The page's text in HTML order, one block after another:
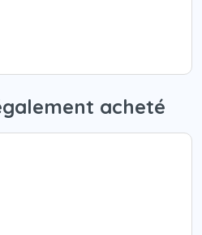
acheté